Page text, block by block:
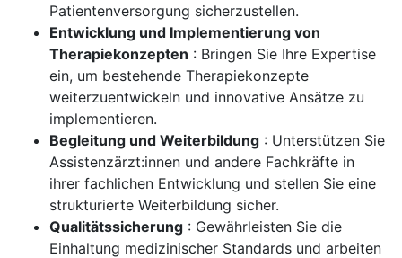
Patientenversorgung sicherzustellen.
Entwicklung und Implementierung von
Therapiekonzepten : Bringen Sie Ihre Expertise
ein, um bestehende Therapiekonzepte
weiterzuentwickeln und innovative Ansätze zu
implementieren.
Begleitung und Weiterbildung : Unterstützen Sie
Assistenzärzt:innen und andere Fachkräfte in
ihrer fachlichen Entwicklung und stellen Sie eine
strukturierte Weiterbildung sicher.
Qualitätssicherung : Gewährleisten Sie die
Einhaltung medizinischer Standards und arbeiten